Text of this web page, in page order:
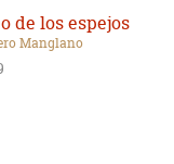
de los espejos
Manglano